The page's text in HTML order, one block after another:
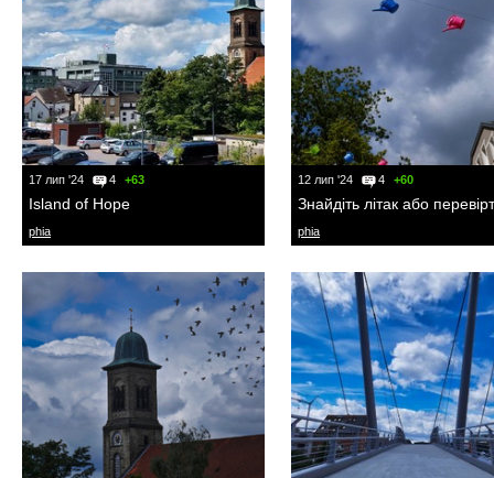
17 лип '24 4 +63
Island of Hope
phia
12 лип '24 4 +60
Знайдіть літак або
phia